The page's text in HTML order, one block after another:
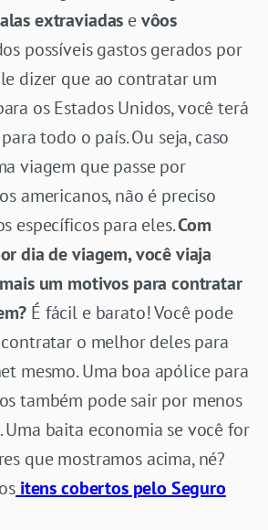
extraviadas evôos
possíveis gastos gerados por
dizer que ao contratar um
os Estados Unidos, você terá
todo o país. Ou seja, caso
viagem que passe por
americanos, não é preciso
específicos para eles.Com
dia de viagem, você viaja
um motivos para contratar
É fácil e barato! Você pode
o melhor deles para
mesmo. Uma boa apólice para
também pode sair por menos
Uma baita economia se você for
que mostramos acima, né?
itens cobertos pelo Seguro